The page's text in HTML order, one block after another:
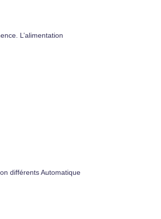
L’alimentation
différents Automatique